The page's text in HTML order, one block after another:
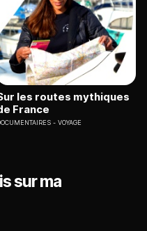
les routes mythiques
France
VOYAGE
sur ma